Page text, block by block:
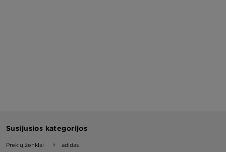
Susijusios kategorijos
Prekių ženklai adidas